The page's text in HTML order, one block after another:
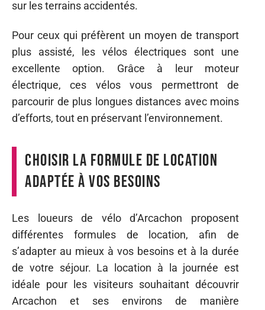
sur les terrains accidentés.
Pour ceux qui préfèrent un moyen de transport
plus assisté, les vélos électriques sont une
excellente option. Grâce à leur moteur
électrique, ces vélos vous permettront de
parcourir de plus longues distances avec moins
d’efforts, tout en préservant l’environnement.
Choisir la formule de location
adaptée à vos besoins
Les loueurs de vélo d’Arcachon proposent
différentes formules de location, afin de
s’adapter au mieux à vos besoins et à la durée
de votre séjour. La location à la journée est
idéale pour les visiteurs souhaitant découvrir
Arcachon et ses environs de manière